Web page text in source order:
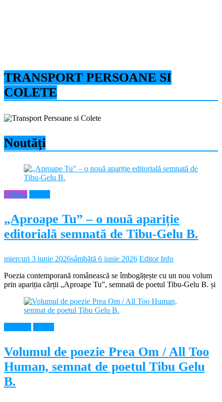
TRANSPORT PERSOANE SI
COLETE
Noutăți
Cultura
„Aproape Tu” – o nouă apariție
editorială semnată de Tibu-Gelu B.
miercuri 3 iunie 2026sâmbătă 6 iunie 2026 Editor Info
Poezia contemporană românească se îmbogățește cu un nou volum
prin apariția cărții „Aproape Tu”, semnată de poetul Tibu-Gelu B. și
Volumul de poezie Prea Om / All Too
Human, semnat de poetul Tibu Gelu
B.